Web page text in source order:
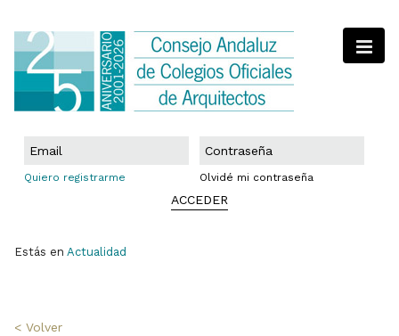
Quiero registrarme Olvidé mi contraseña
ACCEDER
Estás en Actualidad
< Volver